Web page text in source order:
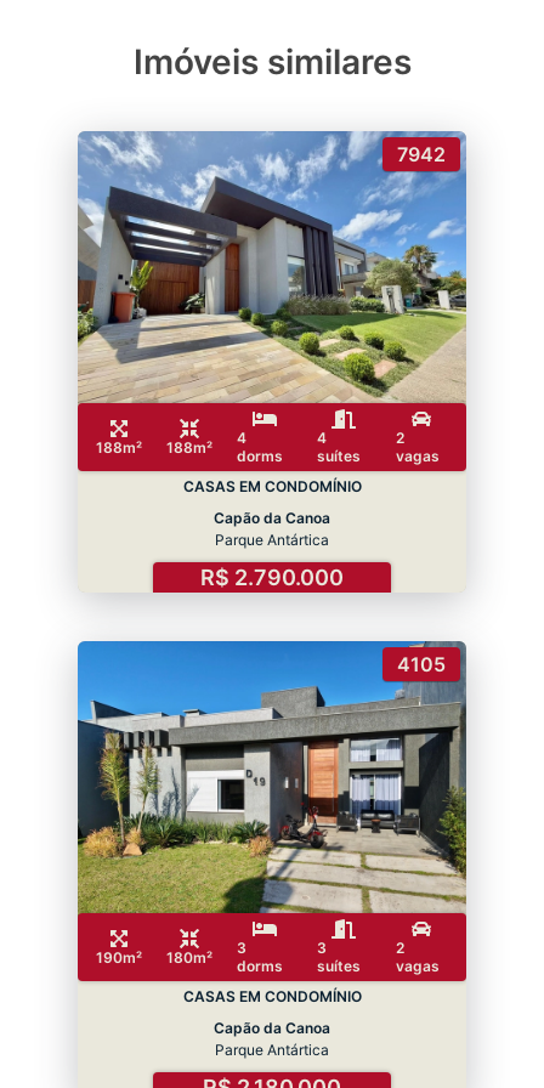
Imóveis similares
7942
188m² 188m²
4
dorms
4
suítes
2
vagas
CASAS EM CONDOMÍNIO
Capão da Canoa
Parque Antártica
R$ 2.790.000
4105
190m² 180m²
3
dorms
3
suítes
2
vagas
CASAS EM CONDOMÍNIO
Capão da Canoa
Parque Antártica